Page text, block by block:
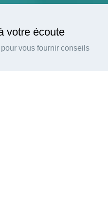
votre écoute
vous fournir conseils